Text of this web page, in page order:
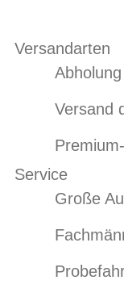
Versandarten
Versand
Service
Große